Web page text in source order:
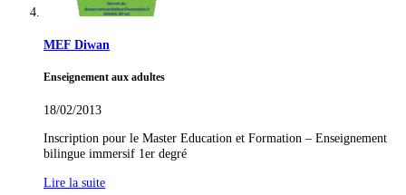
MEF Diwan
Enseignement aux adultes
18/02/2013
Inscription pour le Master Education et Formation – Enseignement
bilingue immersif 1er degré
Lire la suite